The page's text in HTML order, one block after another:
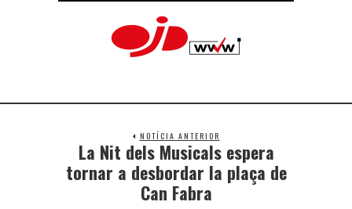
NOTÍCIA ANTERIOR
La Nit dels Musicals espera
tornar a desbordar la plaça de
Can Fabra